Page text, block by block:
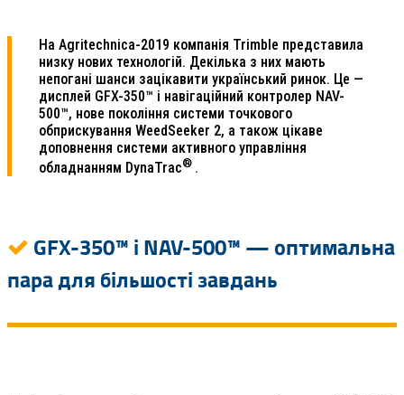
На Agritechnica-2019 компанія Trimble представила
низку нових технологій. Декілька з них мають
непогані шанси зацікавити український ринок. Це —
дисплей GFX-350™ і навігаційний контролер NAV-
500™, нове покоління системи точкового
обприскування WeedSeeker 2, а також цікаве
доповнення системи активного управління
обладнанням DynaTrac® .
GFX-350™ і NAV-500™ — оптимальна
пара для більшості завдань